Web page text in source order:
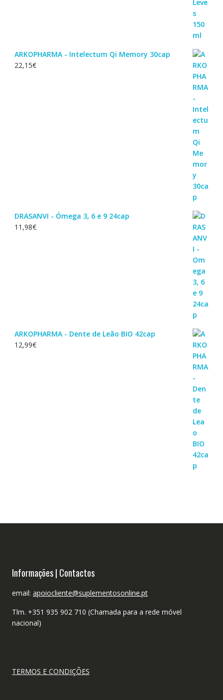
ARKOPHARMA - Intelectum Qi Memory 30cap
22,15€
DRASANVI - Ómega 3, 6 e 9 24cap
11,98€
ARKOPHARMA - Dente de Leão BIO 42cap
12,99€
Informações | Contactos
email: apoiocliente@suplementosonline.pt
Tlm. +351 935 902 710 (Chamada para a rede móvel
nacional)
TERMOS E CONDIÇÕES